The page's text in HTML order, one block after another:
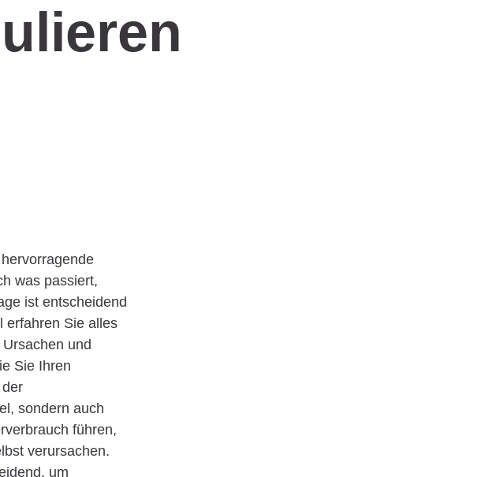
was passiert,
ist entscheidend
erfahren Sie alles
und
Sie Ihren
sondern auch
führen,
verursachen.
um